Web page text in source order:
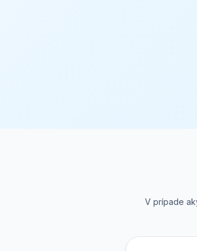
V prípade